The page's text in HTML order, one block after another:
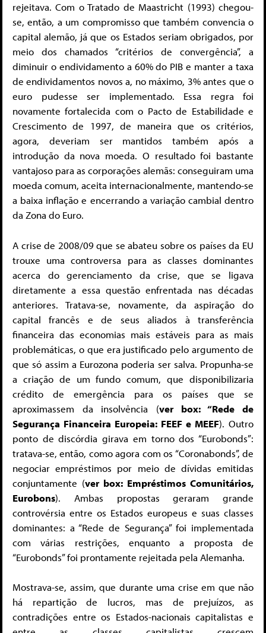
rejeitava. Com o Tratado de Maastricht (1993) chegou-
se, então, a um compromisso que também convencia o
capital alemão, já que os Estados seriam obrigados, por
meio dos chamados “critérios de convergência”, a
diminuir o endividamento a 60% do PIB e manter a taxa
de endividamentos novos a, no máximo, 3% antes que o
euro pudesse ser implementado. Essa regra foi
novamente fortalecida com o Pacto de Estabilidade e
Crescimento de 1997, de maneira que os critérios,
agora, deveriam ser mantidos também após a
introdução da nova moeda. O resultado foi bastante
vantajoso para as corporações alemãs: conseguiram uma
moeda comum, aceita internacionalmente, mantendo-se
a baixa inflação e encerrando a variação cambial dentro
da Zona do Euro.
A crise de 2008/09 que se abateu sobre os países da EU
trouxe uma controversa para as classes dominantes
acerca do gerenciamento da crise, que se ligava
diretamente a essa questão enfrentada nas décadas
anteriores. Tratava-se, novamente, da aspiração do
capital francês e de seus aliados à transferência
financeira das economias mais estáveis para as mais
problemáticas, o que era justificado pelo argumento de
que só assim a Eurozona poderia ser salva. Propunha-se
a criação de um fundo comum, que disponibilizaria
crédito de emergência para os países que se
aproximassem da insolvência (ver box: “Rede de
Segurança Financeira Europeia: FEEF e MEEF). Outro
ponto de discórdia girava em torno dos “Eurobonds”:
tratava-se, então, como agora com os “Coronabonds”, de
negociar empréstimos por meio de dívidas emitidas
conjuntamente (ver box: Empréstimos Comunitários,
Eurobons). Ambas propostas geraram grande
controvérsia entre os Estados europeus e suas classes
dominantes: a “Rede de Segurança” foi implementada
com várias restrições, enquanto a proposta de
“Eurobonds” foi prontamente rejeitada pela Alemanha.
Mostrava-se, assim, que durante uma crise em que não
há repartição de lucros, mas de prejuízos, as
contradições entre os Estados-nacionais capitalistas e